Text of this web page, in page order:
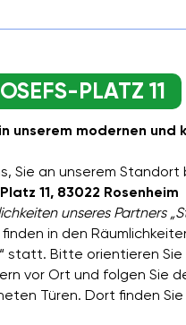
unserem modernen und
Sie an unserem Standort
11, 83022 Rosenheim
unseres Partners
finden in den
statt. Bitte orientieren Sie
vor Ort und folgen Sie
Türen. Dort finden
PLATZ 11